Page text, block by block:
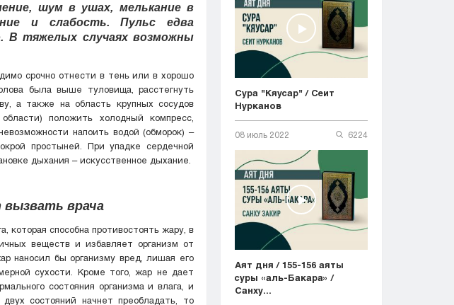
шум в ушах, мелькание в
и слабость. Пульс едва
В тяжелых случаях возможны
срочно отнести в тень или в хорошо
была выше туловища, расстегнуть
а также на область крупных сосудов
положить холодный компресс,
напоить водой (обморок) –
простыней. При упадке сердечной
дыхания – искусственное дыхание.
вызвать врача
которая способна противостоять жару, в
веществ и избавляет организм от
наносил бы организму вред, лишая его
сухости. Кроме того, жар не дает
состояния организма и влага, и
состояний начнет преобладать, то
Сура "Кяусар" / Сеит
Нурканов
08 июль 2022 6224
Аят дня / 155-156 аяты
суры «аль-Бакара» /
Санху...